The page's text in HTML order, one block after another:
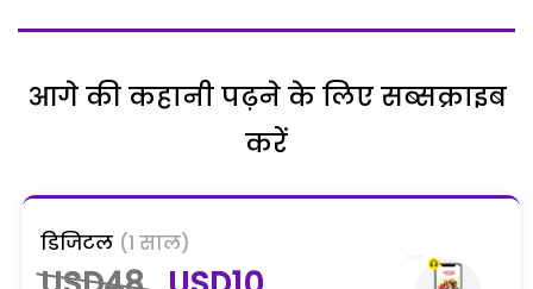
आगे की कहानी पढ़ने के लिए सब्सक्राइब
करें
डिजिटल (1 साल)